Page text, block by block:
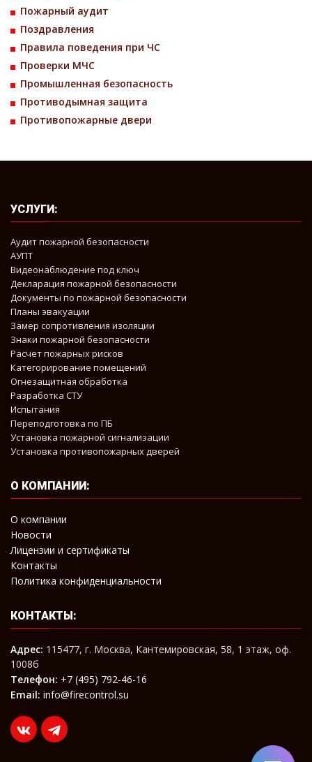
Пожарный аудит
Поздравления
Правила поведения при ЧС
Проверки МЧС
Промышленная безопасность
Противодымная защита
Противопожарные двери
УСЛУГИ:
Аудит пожарной безопасности
АУПТ
Видеонаблюдение под ключ
Декларация пожарной безопасности
Документы по пожарной безопасности​
Планы эвакуации
Замер сопротивления изоляции
Знаки пожарной безопасности
Расчет пожарных рисков
Категорирование помещений
Огнезащитная обработка
Разработка СТУ
Испытания
Переподготовка по ПБ
Установка пожарной сигнализации
Установка противопожарных дверей
О КОМПАНИИ:
О компании
Новости
Лицензии и сертификаты
Контакты
Политика конфиденциальности
КОНТАКТЫ:
Адрес: 115477, г. Москва, Кантемировская, 58, 1 этаж, оф.
1008б
Телефон: +7 (495) 792-46-16
Email: info@firecontrol.su